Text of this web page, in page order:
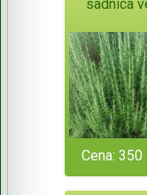
sadnica
Cena: 350